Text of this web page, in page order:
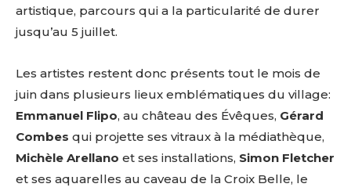
artistique, parcours qui a la particularité de durer
jusqu’au 5 juillet.
Les artistes restent donc présents tout le mois de
juin dans plusieurs lieux emblématiques du village:
Emmanuel Flipo, au château des Évêques, Gérard
Combes qui projette ses vitraux à la médiathèque,
Michèle Arellano et ses installations, Simon Fletcher
et ses aquarelles au caveau de la Croix Belle, le